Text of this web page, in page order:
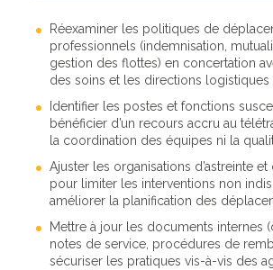
Réexaminer les politiques de
professionnels (indemnisation,
gestion des flottes) en concertation
des soins et les directions logistiques
Identifier les postes et fonctions
bénéficier d’un recours accru au
la coordination des équipes ni la
Ajuster les organisations d’astreinte
pour limiter les interventions non
améliorer la planification des
Mettre à jour les documents internes
notes de service, procédures de
sécuriser les pratiques vis-à-vis des